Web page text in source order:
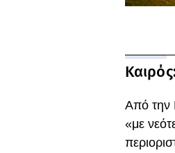
Από την
«με